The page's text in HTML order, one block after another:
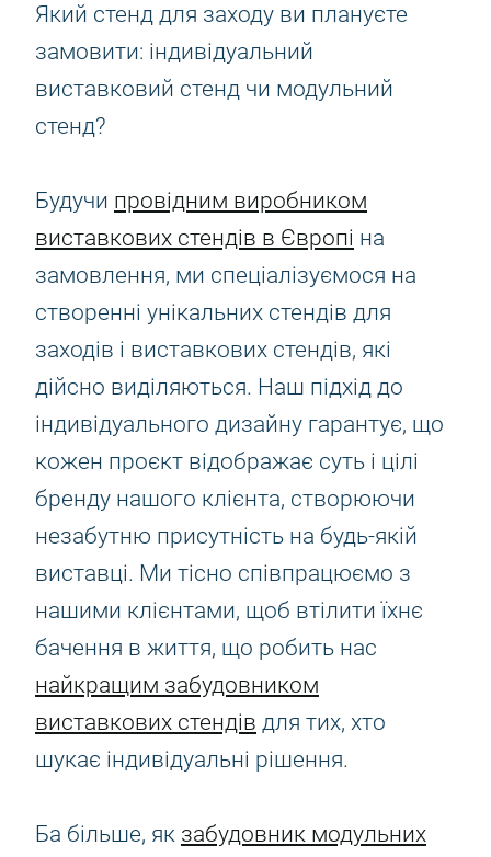
Який стенд для заходу ви плануєте
замовити: індивідуальний
виставковий стенд чи модульний
стенд?
Будучи провідним виробником
виставкових стендів в Європі на
замовлення, ми спеціалізуємося на
створенні унікальних стендів для
заходів і виставкових стендів, які
дійсно виділяються. Наш підхід до
індивідуального дизайну гарантує, що
кожен проєкт відображає суть і цілі
бренду нашого клієнта, створюючи
незабутню присутність на будь-якій
виставці. Ми тісно співпрацюємо з
нашими клієнтами, щоб втілити їхнє
бачення в життя, що робить нас
найкращим забудовником
виставкових стендів для тих, хто
шукає індивідуальні рішення.
Ба більше, як забудовник модульних